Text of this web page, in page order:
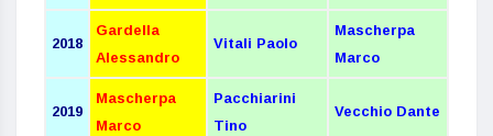
2018
Gardella
Alessandro
Vitali Paolo
Mascherpa
Marco
2019
Mascherpa
Marco
Pacchiarini
Tino
Vecchio Dante